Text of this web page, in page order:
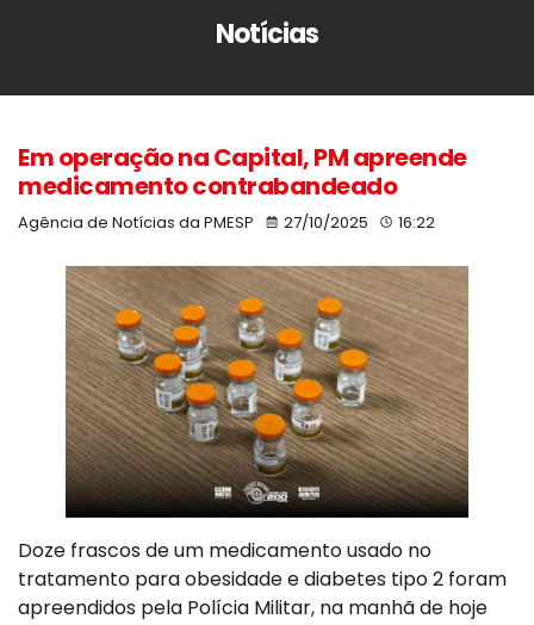
Notícias
Em operação na Capital, PM apreende
medicamento contrabandeado
Agência de Notícias da PMESP 27/10/2025 16:22
Doze frascos de um medicamento usado no
tratamento para obesidade e diabetes tipo 2 foram
apreendidos pela Polícia Militar, na manhã de hoje